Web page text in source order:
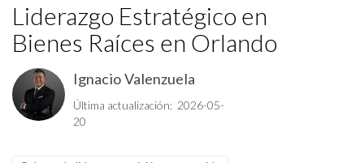
Liderazgo Estratégico en
Bienes Raíces en Orlando
Ignacio Valenzuela
Última actualización: 2026-05-
20